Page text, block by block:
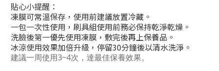
貼心小提醒：
凍膜可常溫保存，使用前建議放置冷藏。
一包一次性使用，刷具組使用前務必保持乾淨乾燥。
洗臉後第一優先使用凍膜，敷完後再上保養品。
冰涼使用效果加倍升級，停留30分鐘後以清水洗淨。
建議一周使用3~4次，達最佳保養效果。